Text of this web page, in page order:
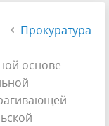
Прокуратура
основе